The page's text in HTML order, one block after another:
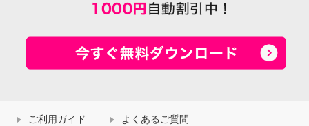
ご利用ガイド よくあるご質問